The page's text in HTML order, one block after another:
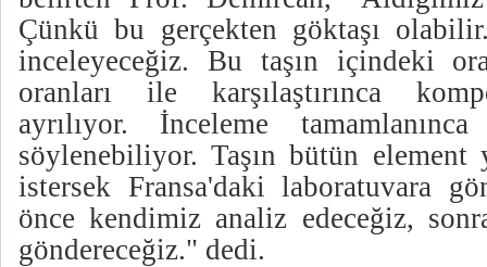
Çünkü bu gerçekten göktaşı
inceleyeceğiz. Bu taşın içindeki
oranları ile karşılaştırınca
ayrılıyor. İnceleme
söylenebiliyor. Taşın bütün element
istersek Fransa'daki laboratuvara
önce kendimiz analiz edeceğiz,
göndereceğiz." dedi.